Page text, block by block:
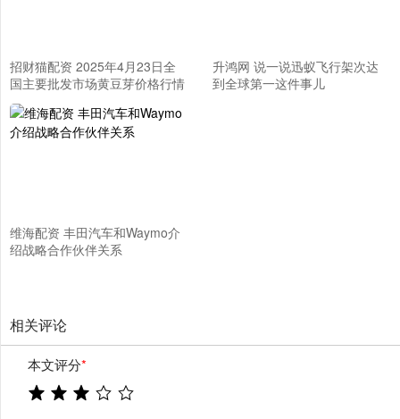
招财猫配资 2025年4月23日全
国主要批发市场黄豆芽价格行情
升鸿网 说一说迅蚁飞行架次达
到全球第一这件事儿
维海配资 丰田汽车和Waymo介
绍战略合作伙伴关系
相关评论
本文评分*